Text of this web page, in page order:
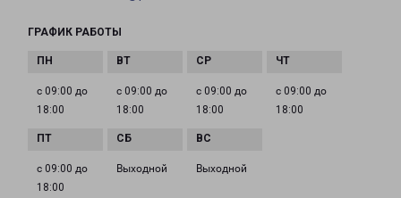
ГРАФИК РАБОТЫ
с 09:00 до
18:00
с 09:00 до
18:00
с 09:00 до
18:00
с 09:00 до
18:00
с 09:00 до
18:00
Выходной Выходной